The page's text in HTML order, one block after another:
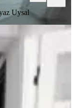
Uysal
Yeni Bina
10.07.2026